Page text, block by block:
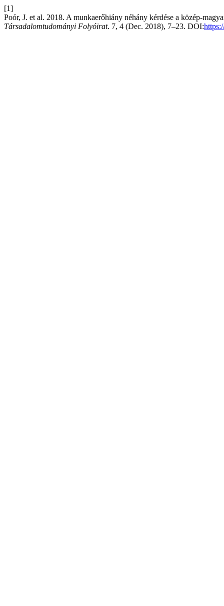
[1]
Poór, J. et al. 2018. A munkaerőhiány néhány kérdése a közép-
Társadalomtudományi Folyóirat. 7, 4 (Dec. 2018), 7–23. DOI: